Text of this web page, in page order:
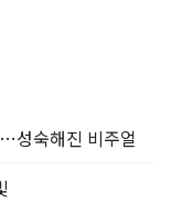
성숙해진 비주얼